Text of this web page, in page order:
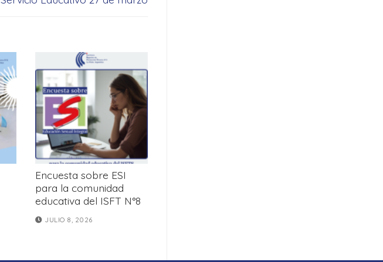
Encuesta sobre ESI
para la comunidad
educativa del ISFT N°8
JULIO 8, 2026